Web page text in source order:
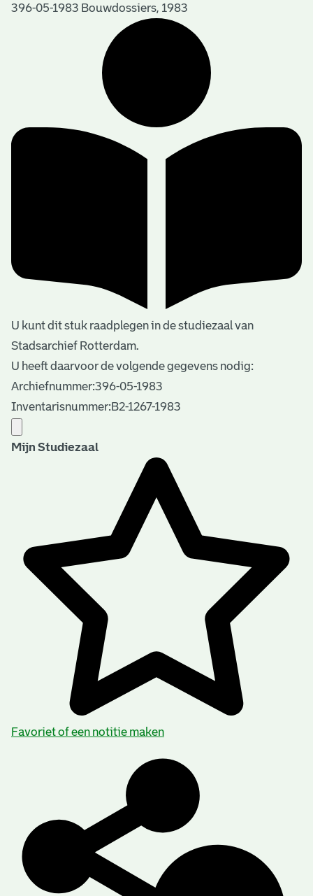
396-05-1983 Bouwdossiers, 1983
U kunt dit stuk raadplegen in de studiezaal van
Stadsarchief Rotterdam.
U heeft daarvoor de volgende gegevens nodig:
Archiefnummer:396-05-1983
Inventarisnummer:B2-1267-1983
Mijn Studiezaal
Favoriet of een notitie maken